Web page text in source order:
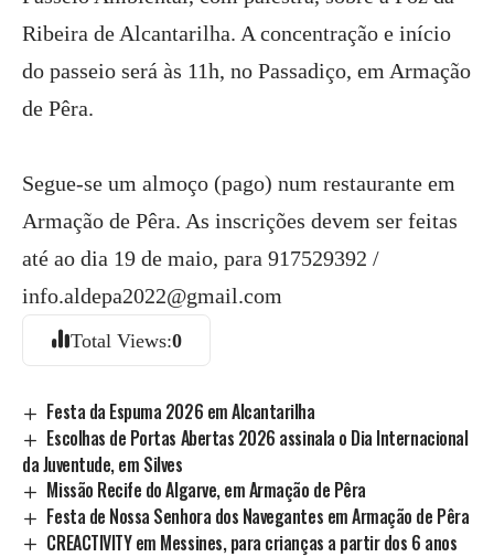
Ribeira de Alcantarilha. A concentração e início
do passeio será às 11h, no Passadiço, em Armação
de Pêra.
Segue-se um almoço (pago) num restaurante em
Armação de Pêra. As inscrições devem ser feitas
até ao dia 19 de maio, para 917529392 /
info.aldepa2022@gmail.com
Total Views:0
Festa da Espuma 2026 em Alcantarilha
Escolhas de Portas Abertas 2026 assinala o Dia Internacional
da Juventude, em Silves
Missão Recife do Algarve, em Armação de Pêra
Festa de Nossa Senhora dos Navegantes em Armação de Pêra
CREACTIVITY em Messines, para crianças a partir dos 6 anos